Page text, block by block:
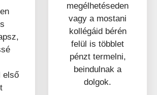
első
megélhetéseden
vagy a mostani
kollégáid bérén
felül is többlet
pénzt termelni,
beindulnak a
dolgok.